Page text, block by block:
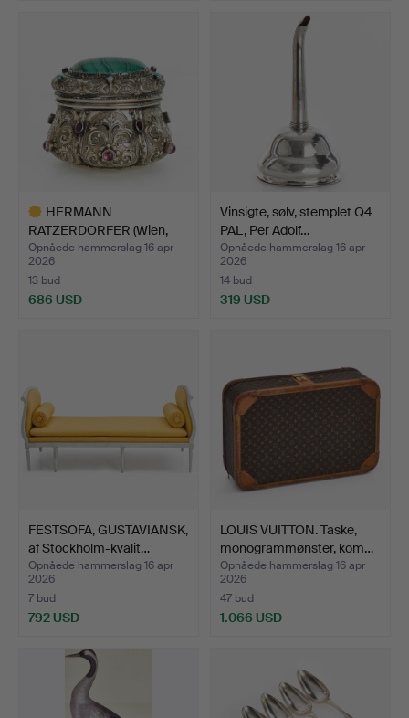
HERMANN
RATZERDORFER (Wien,
aktiv 1843-188…
Opnåede hammerslag 16 apr
2026
13 bud
686 USD
Vinsigte, sølv, stemplet Q4
PAL, Per Adolf…
Opnåede hammerslag 16 apr
2026
14 bud
319 USD
FESTSOFA, GUSTAVIANSK,
af Stockholm-kvalit…
Opnåede hammerslag 16 apr
2026
7 bud
792 USD
LOUIS VUITTON. Taske,
monogrammønster, kom…
Opnåede hammerslag 16 apr
2026
47 bud
1.066 USD